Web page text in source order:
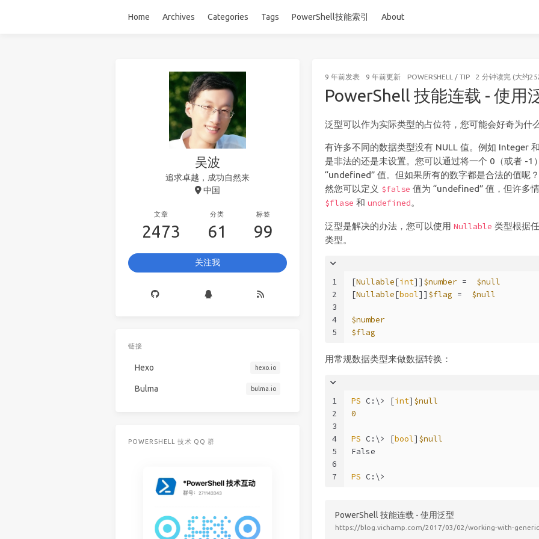
Home Archives Categories Tags PowerShell技能索引 About
9 年前发表 9 年前更新 POWERSHELL / TIP 2 分钟读完 (大约
PowerShell 技能连载 - 使用
泛型可以作为实际类型的占位符，您可能会好奇为什
有许多不同的数据类型没有 NULL 值。例如 Integer
是非法的还是未设置。您可以通过将一个 0（或者 -
“undefined” 值。但如果所有的数字都是合法的值呢
然您可以定义 $false 值为 “undefined” 值，但许多
$flase 和 undefined。
泛型是解决的办法，您可以使用 Nullable 类型根据
类型。
1
2
3
4
5
[Nullable[int]] $number = $null
[Nullable[bool]] $flag = $null
$number
$flag
用常规数据类型来做数据转换：
1
2
3
4
5
6
7
PS C:\> [int] $null
0
PS C:\> [bool] $null
False
PS C:\>
PowerShell 技能连载 - 使用泛型
https://blog.vichamp.com/2017/03/02/working-with-
吴波
追求卓越，成功自然来
中国
文章
2473
分类
61
标签
99
关注我
链接
Hexo hexo.io
Bulma bulma.io
POWERSHELL 技术 QQ 群